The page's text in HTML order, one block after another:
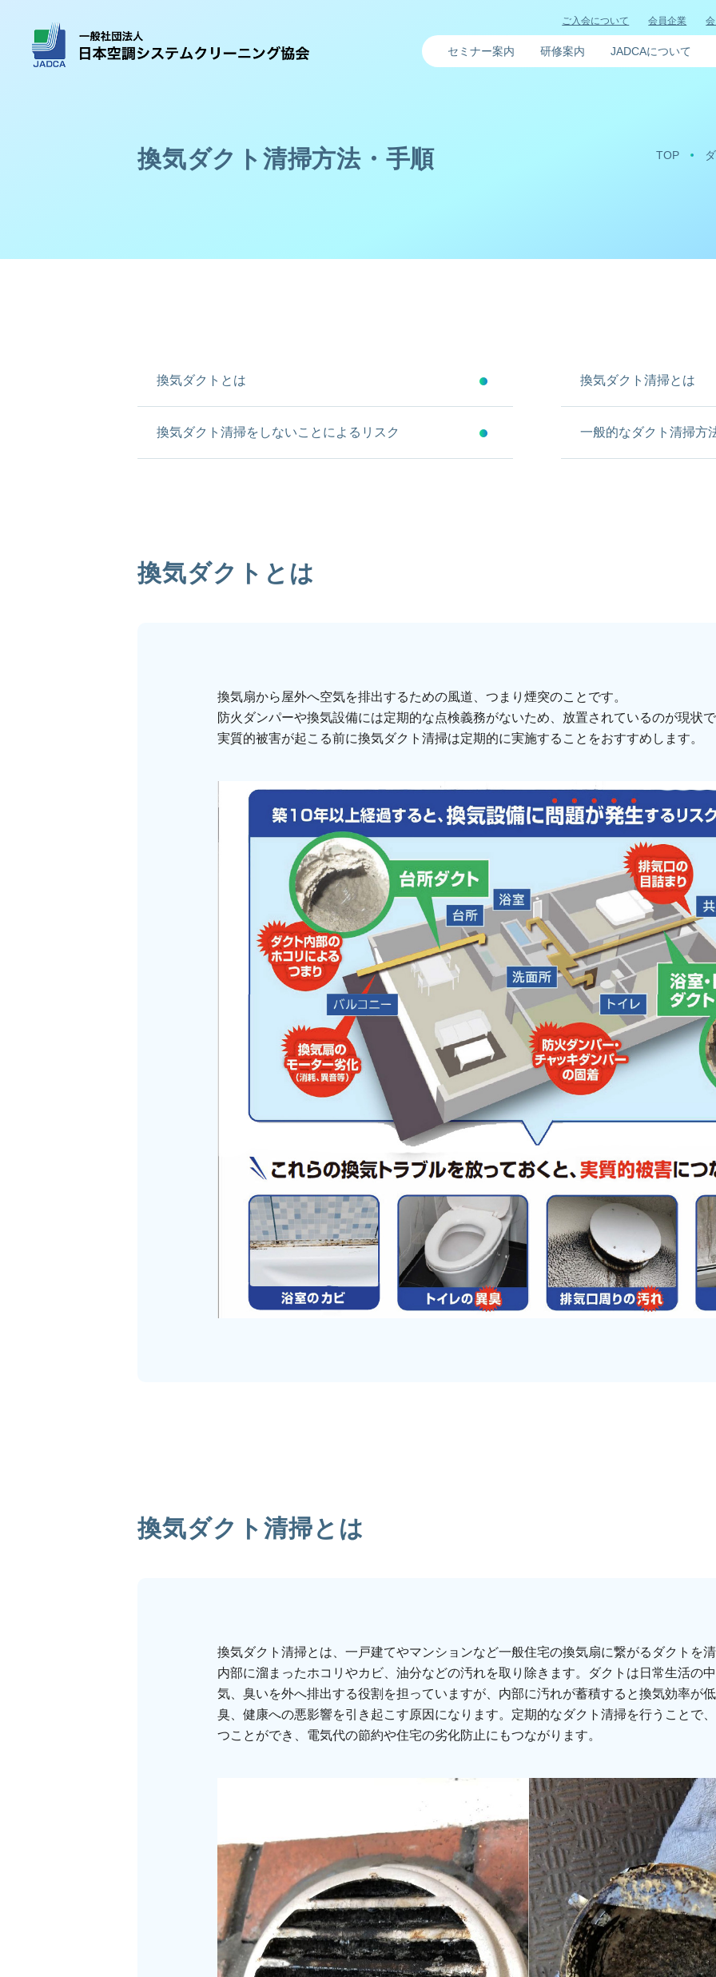
ご入会について 会員企業
セミナー案内 研修案内 JADCAについて
TOP
換気ダクト清掃方法・手順
換気ダクトとは 換気ダクト清掃とは
換気ダクト清掃をしないことによるリスク 一般的なダクト清掃方
換気ダクトとは
換気扇から屋外へ空気を排出するための風道、つまり煙突のことです。
防火ダンパーや換気設備には定期的な点検義務がないため、放置されているのが現状
実質的被害が起こる前に換気ダクト清掃は定期的に実施することをおすすめします。
換気ダクト清掃とは
換気ダクト清掃とは、一戸建てやマンションなど一般住宅の換気扇に繋がるダクトを
内部に溜まったホコリやカビ、油分などの汚れを取り除きます。ダクトは日常生活の
気、臭いを外へ排出する役割を担っていますが、内部に汚れが蓄積すると換気効率が
臭、健康への悪影響を引き起こす原因になります。定期的なダクト清掃を行うことで
つことができ、電気代の節約や住宅の劣化防止にもつながります。